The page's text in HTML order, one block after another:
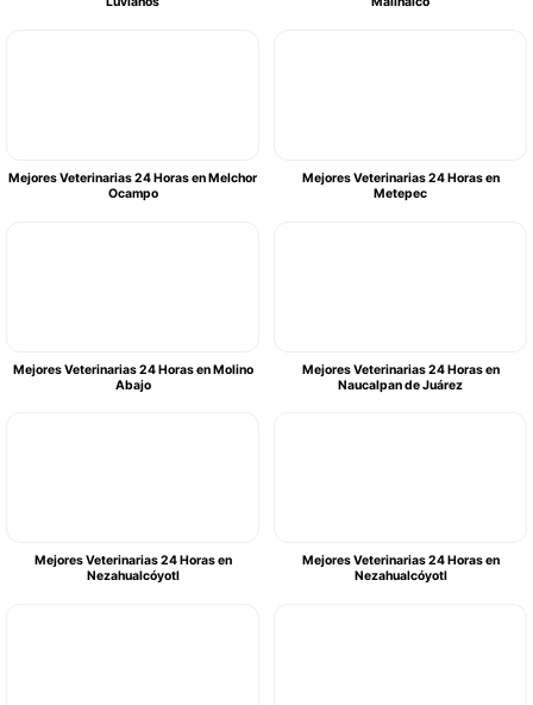
Mejores Veterinarias 24 Horas en Melchor
Ocampo
Mejores Veterinarias 24 Horas en
Metepec
Mejores Veterinarias 24 Horas en Molino
Abajo
Mejores Veterinarias 24 Horas en
Naucalpan de Juárez
Mejores Veterinarias 24 Horas en
Nezahualcóyotl
Mejores Veterinarias 24 Horas en
Nezahualcóyotl